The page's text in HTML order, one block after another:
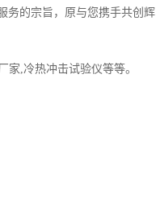
务的宗旨，原与您携手共创辉
,冷热冲击试验仪等等。